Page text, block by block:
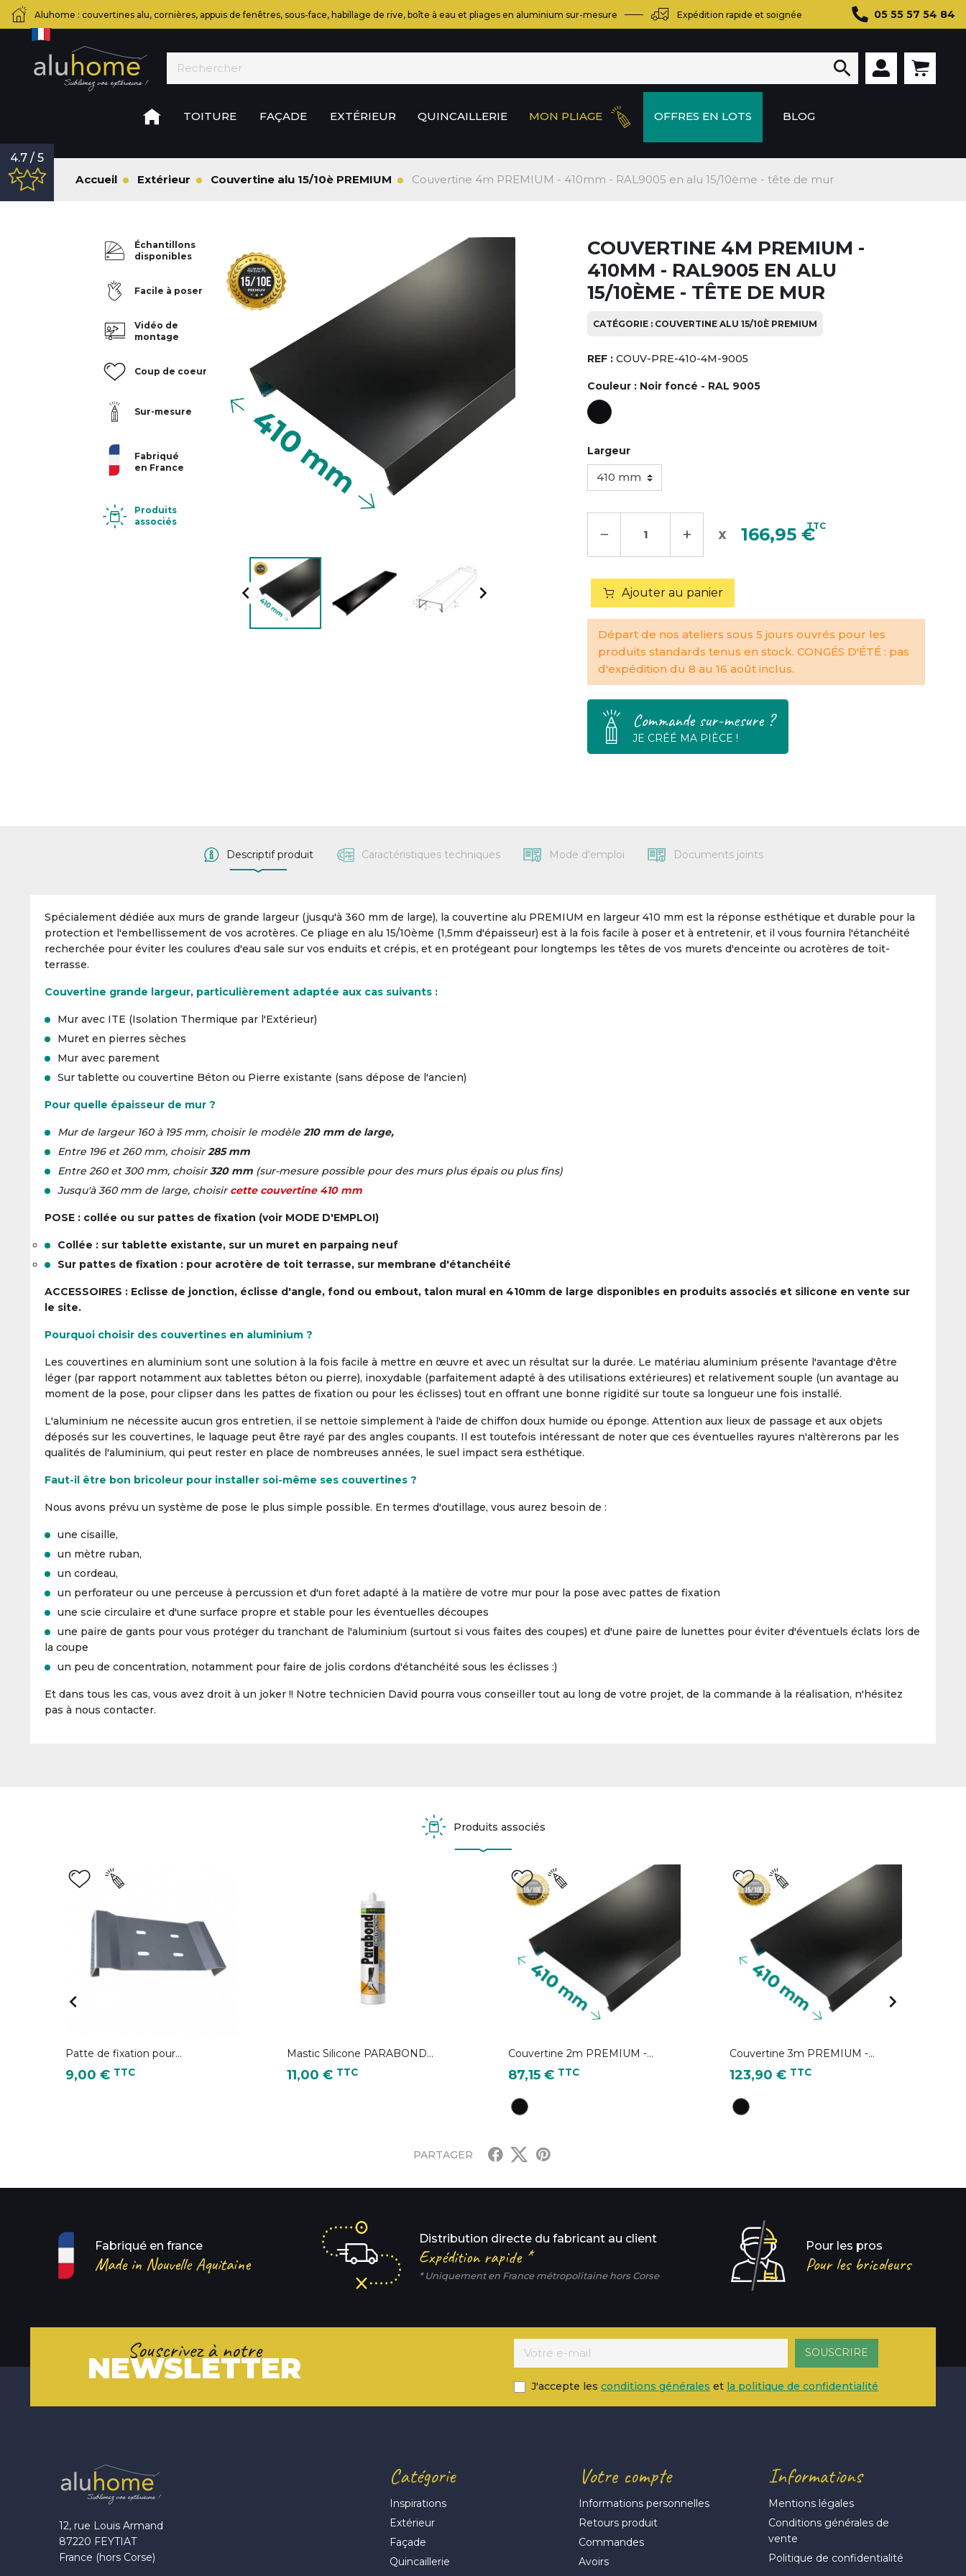
Aluhome : couvertines alu, cornières, appuis de fenêtres, sous-face, habillage de rive, boîte à eau et pliages en aluminium sur-mesure Expédition rapide et soignée 05 55 57 54 84
TOITURE FAÇADE EXTÉRIEUR QUINCAILLERIE MON PLIAGE OFFRES EN LOTS BLOG

4.7 / 5
Accueil
Extérieur Couvertine alu 15/10è PREMIUM Couvertine 4m PREMIUM - 410mm - RAL9005 en alu 15/10ème - tête de mur
Échantillons
disponibles
Facile à poser
Vidéo de
montage
Coup de coeur
Sur-mesure
Fabriqué
en France
Produits
associés
 
COUVERTINE 4M PREMIUM -
410MM - RAL9005 EN ALU
15/10ÈME - TÊTE DE MUR
CATÉGORIE : COUVERTINE ALU 15/10È PREMIUM
REF : COUV-PRE-410-4M-9005
Couleur : Noir foncé - RAL 9005
Largeur
− + 166,95 €TTC
Ajouter au panier
Départ de nos ateliers sous 5 jours ouvrés pour les
produits standards tenus en stock. CONGÉS D'ÉTÉ : pas
d'expédition du 8 au 16 août inclus.
Commande sur-mesure ?
JE CRÉÉ MA PIÈCE !
Descriptif produit Caractéristiques techniques Mode d'emploi Documents joints
Spécialement dédiée aux murs de grande largeur (jusqu'à 360 mm de large), la couvertine alu PREMIUM en largeur 410 mm est la réponse esthétique et durable pour la
protection et l'embellissement de vos acrotères. Ce pliage en alu 15/10ème (1,5mm d'épaisseur) est à la fois facile à poser et à entretenir, et il vous fournira l'étanchéité
recherchée pour éviter les coulures d'eau sale sur vos enduits et crépis, et en protégeant pour longtemps les têtes de vos murets d'enceinte ou acrotères de toit-
terrasse.
Couvertine grande largeur, particulièrement adaptée aux cas suivants :
Mur avec ITE (Isolation Thermique par l'Extérieur)
Muret en pierres sèches
Mur avec parement
Sur tablette ou couvertine Béton ou Pierre existante (sans dépose de l'ancien)
Pour quelle épaisseur de mur ?
Mur de largeur 160 à 195 mm, choisir le modèle 210 mm de large,
Entre 196 et 260 mm, choisir285 mm
Entre 260 et 300 mm, choisir320 mm (sur-mesure possible pour des murs plus épais ou plus fins)
Jusqu'à 360 mm de large, choisir cette couvertine 410 mm
POSE : collée ou sur pattes de fixation (voir MODE D'EMPLOI)
Collée : sur tablette existante, sur un muret en parpaing neuf
Sur pattes de fixation : pour acrotère de toit terrasse, sur membrane d'étanchéité
ACCESSOIRES : Eclisse de jonction, éclisse d'angle, fond ou embout, talon mural en 410mm de large disponibles en produits associés et silicone en vente sur
le site.
Pourquoi choisir des couvertines en aluminium ?
Les couvertines en aluminium sont une solution à la fois facile à mettre en œuvre et avec un résultat sur la durée. Le matériau aluminium présente l'avantage d'être
léger (par rapport notamment aux tablettes béton ou pierre), inoxydable (parfaitement adapté à des utilisations extérieures) et relativement souple (un avantage au
moment de la pose, pour clipser dans les pattes de fixation ou pour les éclisses) tout en offrant une bonne rigidité sur toute sa longueur une fois installé.
L'aluminium ne nécessite aucun gros entretien, il se nettoie simplement à l'aide de chiffon doux humide ou éponge. Attention aux lieux de passage et aux objets
déposés sur les couvertines, le laquage peut être rayé par des angles coupants. Il est toutefois intéressant de noter que ces éventuelles rayures n'altèrerons par les
qualités de l'aluminium, qui peut rester en place de nombreuses années, le suel impact sera esthétique.
Faut-il être bon bricoleur pour installer soi-même ses couvertines ?
Nous avons prévu un système de pose le plus simple possible. En termes d'outillage, vous aurez besoin de :
une cisaille,
un mètre ruban,
un cordeau,
un perforateur ou une perceuse à percussion et d'un foret adapté à la matière de votre mur pour la pose avec pattes de fixation
une scie circulaire et d'une surface propre et stable pour les éventuelles découpes
une paire de gants pour vous protéger du tranchant de l'aluminium (surtout si vous faites des coupes) et d'une paire de lunettes pour éviter d'éventuels éclats lors de
la coupe
un peu de concentration, notamment pour faire de jolis cordons d'étanchéité sous les éclisses :)
Et dans tous les cas, vous avez droit à un joker !! Notre technicien David pourra vous conseiller tout au long de votre projet, de la commande à la réalisation, n'hésitez
pas à nous contacter.
Produits associés

Patte de fixation pour...
Prix
9,00 € TTC
Mastic Silicone PARABOND...
Prix
11,00 € TTC
Couvertine 2m PREMIUM -...
Prix
87,15 € TTC
Noir foncé - RAL 9005
Couvertine 3m PREMIUM -...
Prix
123,90 € TTC
Noir foncé - RAL 9005

PARTAGER
Fabriqué en france
Made in Nouvelle Aquitaine
Distribution directe du fabricant au client
Expédition rapide *
* Uniquement en France métropolitaine hors Corse
Pour les pros
Pour les bricoleurs
Souscrivez à notre
NEWSLETTER
J'accepte les conditions générales et la politique de confidentialité
12, rue Louis Armand
87220 FEYTIAT
France (hors Corse)
Votre compte
Informations personnelles
Retours produit
Commandes
Avoirs
Catégorie
Inspirations
Extérieur
Façade
Quincaillerie
Informations
Mentions légales
Conditions générales de
vente
Politique de confidentialité